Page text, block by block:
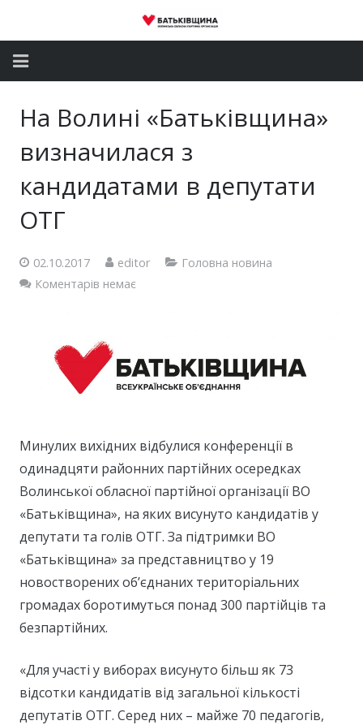
Депутатський корпус
Контакти
На Волині «Батьківщина»
визначилася з
кандидатами в депутати
ОТГ
02.10.2017 editor
Головна новина
Коментарів немає
Минулих вихідних відбулися конференції в
одинадцяти районних партійних осередках
Волинської обласної партійної організації ВО
«Батьківщина», на яких висунуто кандидатів у
депутати та голів ОТГ. За підтримки ВО
«Батьківщина» за представництво у 19
новостворених об’єднаних територіальних
громадах боротимуться понад 300 партійців та
безпартійних.
«Для участі у виборах висунуто більш як 73
відсотки кандидатів від загальної кількості
депутатів ОТГ. Серед них – майже 70 педагогів,